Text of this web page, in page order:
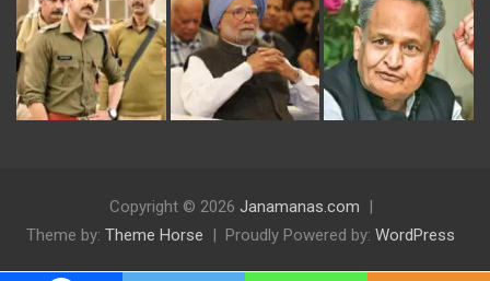
Copyright © 2026 Janamanas.com
Theme by: Theme Horse Proudly Powered by: WordPress